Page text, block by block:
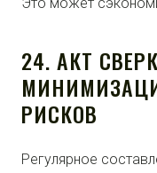
24. АКТ
РИСКОВ
Регулярное